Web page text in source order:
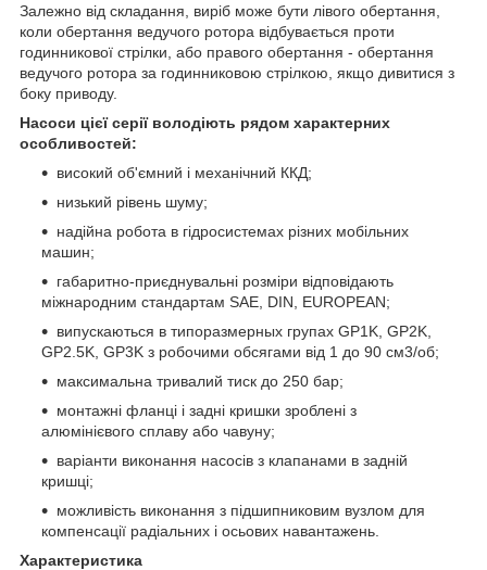
Залежно від складання, виріб може бути лівого обертання,
коли обертання ведучого ротора відбувається проти
годинникової стрілки, або правого обертання - обертання
ведучого ротора за годинниковою стрілкою, якщо дивитися з
боку приводу.
Насоси цієї серії володіють рядом характерних
особливостей:
високий об'ємний і механічний ККД;
низький рівень шуму;
надійна робота в гідросистемах різних мобільних
машин;
габаритно-приєднувальні розміри відповідають
міжнародним стандартам SAE, DIN, EUROPEAN;
випускаються в типоразмерных групах GP1K, GP2K,
GP2.5K, GP3K з робочими обсягами від 1 до 90 см3/об;
максимальна тривалий тиск до 250 бар;
монтажні фланці і задні кришки зроблені з
алюмінієвого сплаву або чавуну;
варіанти виконання насосів з клапанами в задній
кришці;
можливість виконання з підшипниковим вузлом для
компенсації радіальних і осьових навантажень.
Характеристика